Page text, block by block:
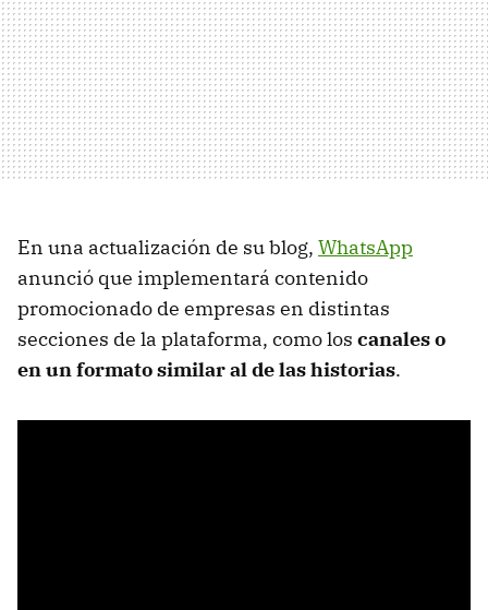
En una actualización de su blog, WhatsApp
anunció que implementará contenido
promocionado de empresas en distintas
secciones de la plataforma, como los canales o
en un formato similar al de las historias.